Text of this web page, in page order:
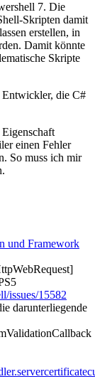
7. Die
Skripten damit
erstellen, in
Damit könnte
Skripte
die C#
einen Fehler
So muss ich mir
und Framework
issues/15582
darunterliegende